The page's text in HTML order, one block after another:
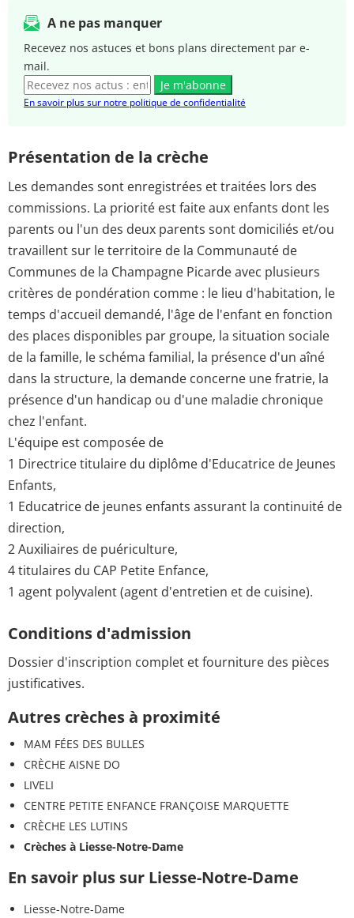
A ne pas manquer
Recevez nos astuces et bons plans directement par e-
mail.
Je m'abonne
En savoir plus sur notre politique de confidentialité
Présentation de la crèche
Les demandes sont enregistrées et traitées lors des
commissions. La priorité est faite aux enfants dont les
parents ou l'un des deux parents sont domiciliés et/ou
travaillent sur le territoire de la Communauté de
Communes de la Champagne Picarde avec plusieurs
critères de pondération comme : le lieu d'habitation, le
temps d'accueil demandé, l'âge de l'enfant en fonction
des places disponibles par groupe, la situation sociale
de la famille, le schéma familial, la présence d'un aîné
dans la structure, la demande concerne une fratrie, la
présence d'un handicap ou d'une maladie chronique
chez l'enfant.
L'équipe est composée de
1 Directrice titulaire du diplôme d'Educatrice de Jeunes
Enfants,
1 Educatrice de jeunes enfants assurant la continuité de
direction,
2 Auxiliaires de puériculture,
4 titulaires du CAP Petite Enfance,
1 agent polyvalent (agent d'entretien et de cuisine).
Conditions d'admission
Dossier d'inscription complet et fourniture des pièces
justificatives.
Autres crèches à proximité
MAM FÉES DES BULLES
CRÈCHE AISNE DO
LIVELI
CENTRE PETITE ENFANCE FRANÇOISE MARQUETTE
CRÈCHE LES LUTINS
Crèches à Liesse-Notre-Dame
En savoir plus sur Liesse-Notre-Dame
Liesse-Notre-Dame